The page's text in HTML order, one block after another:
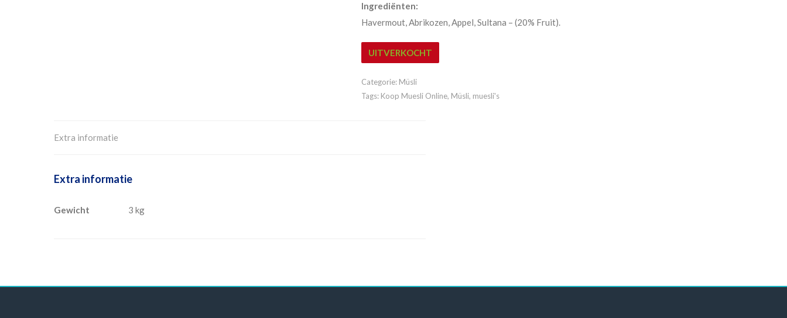
Ingrediënten:
Havermout, Abrikozen, Appel, Sultana – (20% Fruit).
UITVERKOCHT
Categorie: Müsli
Tags: Koop Muesli Online, Müsli, muesli's
Extra informatie
Extra informatie
Gewicht 3 kg